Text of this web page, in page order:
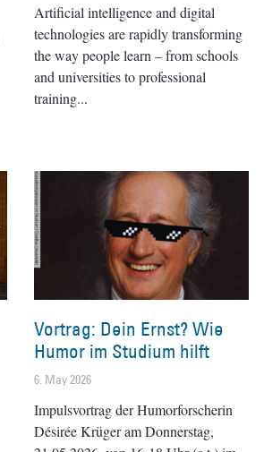
Artificial intelligence and digital
technologies are rapidly transforming
the way people learn – from schools
and universities to professional
training
Vortrag: Dein Ernst? Wie
Humor im Studium hilft
6. May 2026
Impulsvortrag der Humorforscherin
Désirée Krüger am Donnerstag,